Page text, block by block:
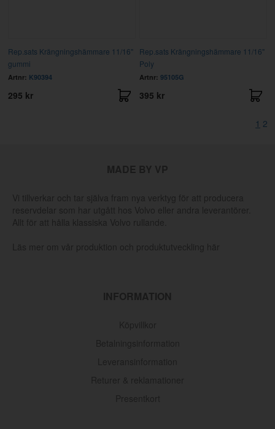
Rep.sats Krängningshämmare 11/16"
gummi
Artnr: K90394
295 kr
Rep.sats Krängningshämmare 11/16"
Poly
Artnr: 95105G
395 kr
1 2